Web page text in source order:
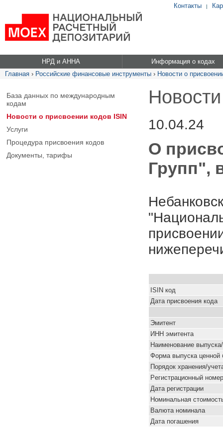
Контакты |
НРД и АННА
Информация о кодах
Главная › Российские финансовые инструменты › Новости о
База данных по международным
кодам
Новости о присвоении кодов ISIN
Услуги
Процедура присвоения кодов
Документы, тарифы
10.04.24
О
Групп",
ISIN код
Дата присвоения кода
Эмитент
ИНН эмитента
Наименование
Форма выпуска ценной
Порядок хранения/
Pегистрационный номер
Дата регистрации
Номинальная
Валюта номинала
Дата погашения